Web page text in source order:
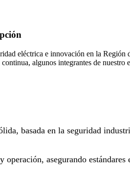
eléctrica e innovación en la
algunos integrantes de
basada en la seguridad
asegurando